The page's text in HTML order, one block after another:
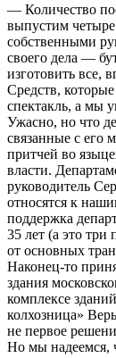
— Количество
выпустим четыре
собственными
своего дела —
изготовить все,
Средств,
спектакль, а мы
Ужасно, но что
связанные с его
притчей во
власти.
руководитель
относятся к
поддержка
35 лет (а это три
от основных
Наконец-то
здания
комплексе
колхозница»
не первое
Но мы надеемся,